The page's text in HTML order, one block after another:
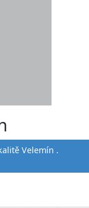
Velemín .